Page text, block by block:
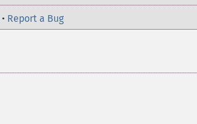
• Report a Bug